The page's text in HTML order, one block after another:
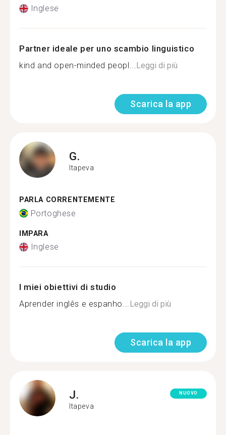
Inglese
Partner ideale per uno scambio linguistico
kind and open-minded peopl...Leggi di più
Scarica la app
G.
Itapeva
PARLA CORRENTEMENTE
Portoghese
IMPARA
Inglese
I miei obiettivi di studio
Aprender inglês e espanho...Leggi di più
Scarica la app
J.
Itapeva
NUOVO